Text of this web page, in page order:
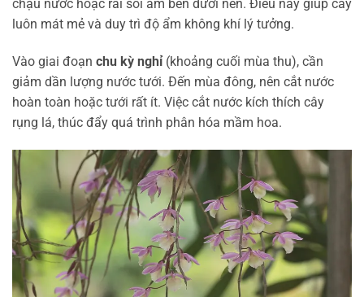
chậu nước hoặc rải sỏi ẩm bên dưới nền. Điều này giúp cây
luôn mát mẻ và duy trì độ ẩm không khí lý tưởng.
Vào giai đoạn chu kỳ nghỉ (khoảng cuối mùa thu), cần
giảm dần lượng nước tưới. Đến mùa đông, nên cắt nước
hoàn toàn hoặc tưới rất ít. Việc cắt nước kích thích cây
rụng lá, thúc đẩy quá trình phân hóa mầm hoa.